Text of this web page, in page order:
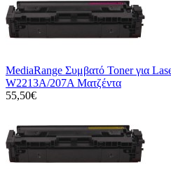
MediaRange Συμβατό Toner για
W2213A/207A Ματζέντα
55,50€